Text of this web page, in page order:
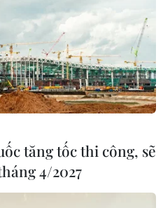
tăng tốc thi công, sẽ
4/2027